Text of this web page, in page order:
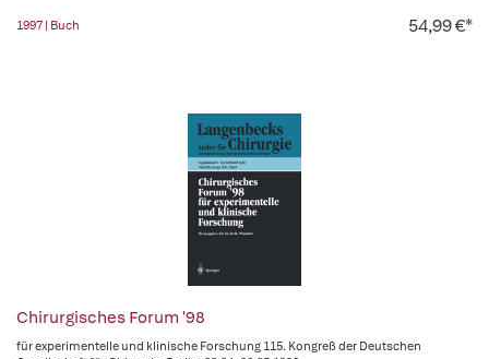
1997 | Buch 54,99 €*
Chirurgisches Forum '98
für experimentelle und klinische Forschung 115. Kongreß der Deutschen